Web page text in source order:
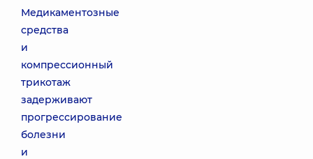
Медикаментозные
средства
и
компрессионный
трикотаж
задерживают
прогрессирование
болезни
и